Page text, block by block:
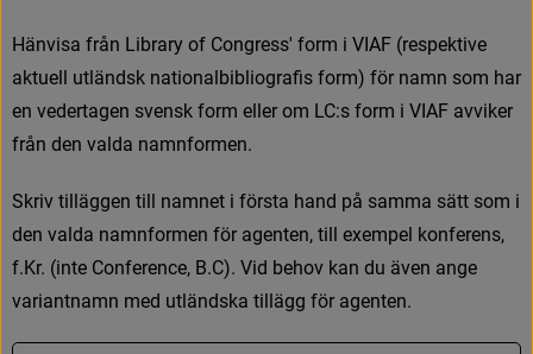
Hänvisa från Library of Congress' form i VIAF (respektive
aktuell utländsk nationalbibliografs form) för namn som har
en vedertagen svensk form eller om LC:s form i VIAF avviker
från den valda namnformen.
Skriv tilläggen till namnet i första hand på samma sätt som i
den valda namnformen för agenten, till exempel konferens,
f.Kr. (inte Conference, B.C). Vid behov kan du även ange
variantnamn med utländska tillägg för agenten.